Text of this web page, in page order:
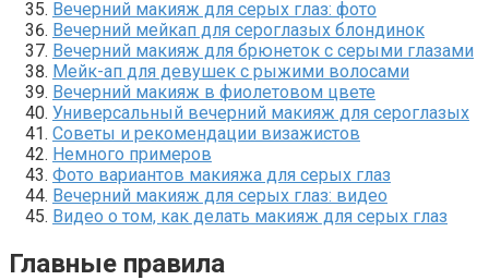
Вечерний макияж для серых глаз: фото
Вечерний мейкап для сероглазых блондинок
Вечерний макияж для брюнеток с серыми глазами
Мейк-ап для девушек с рыжими волосами
Вечерний макияж в фиолетовом цвете
Универсальный вечерний макияж для сероглазых
Советы и рекомендации визажистов
Немного примеров
Фото вариантов макияжа для серых глаз
Вечерний макияж для серых глаз: видео
Видео о том, как делать макияж для серых глаз
Главные правила